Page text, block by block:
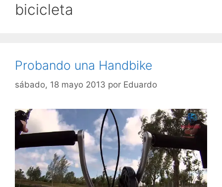
bicicleta
Probando una Handbike
sábado, 18 mayo 2013 por Eduardo